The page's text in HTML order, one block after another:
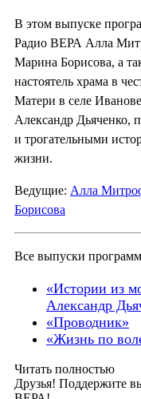
В этом выпуске
Радио ВЕРА Алла
Марина Борисова, а
настоятель храма в
Матери в селе
Александр Дьяченко,
и трогательными
жизни.
Ведущие: Алла
Борисова
Все выпуски
«Истории из
Александр
«Проводник»
«Жизнь по
Читать полностью
Друзья! Поддержите